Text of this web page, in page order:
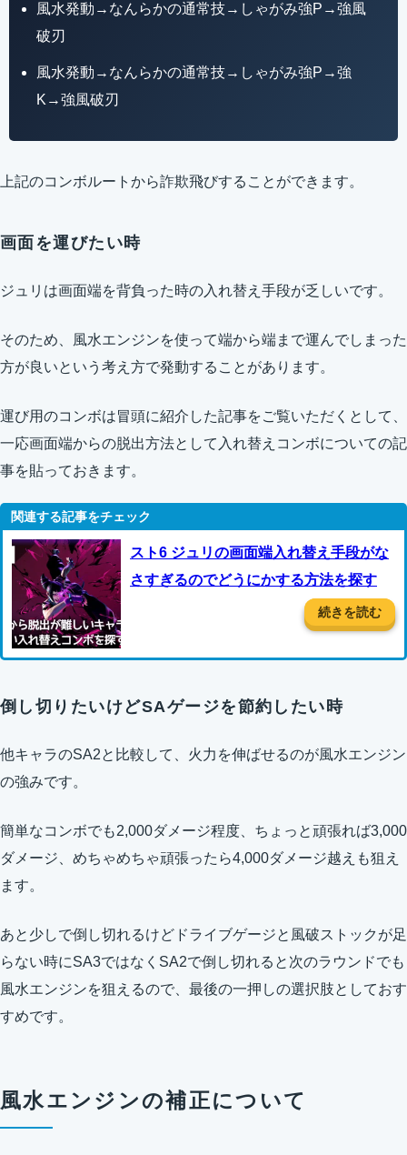
風水発動→なんらかの通常技→しゃがみ強P→強風
破刃
風水発動→なんらかの通常技→しゃがみ強P→強
K→強風破刃
上記のコンボルートから詐欺飛びすることができます。
画面を運びたい時
ジュリは画面端を背負った時の入れ替え手段が乏しいです。
そのため、風水エンジンを使って端から端まで運んでしまった
方が良いという考え方で発動することがあります。
運び用のコンボは冒頭に紹介した記事をご覧いただくとして、
一応画面端からの脱出方法として入れ替えコンボについての記
事を貼っておきます。
スト6 ジュリの画面端入れ替え手段がな
さすぎるのでどうにかする方法を探す
続きを読む
倒し切りたいけどSAゲージを節約したい時
他キャラのSA2と比較して、火力を伸ばせるのが風水エンジン
の強みです。
簡単なコンボでも2,000ダメージ程度、ちょっと頑張れば3,000
ダメージ、めちゃめちゃ頑張ったら4,000ダメージ越えも狙え
ます。
あと少しで倒し切れるけどドライブゲージと風破ストックが足
らない時にSA3ではなくSA2で倒し切れると次のラウンドでも
風水エンジンを狙えるので、最後の一押しの選択肢としておす
すめです。
風水エンジンの補正について